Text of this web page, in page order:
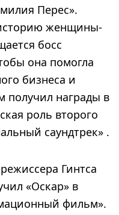
Перес».
женщины-
босс
она помогла
бизнеса и
получил награды в
роль второго
саундтрек» .
Гинтса
«Оскар» в
фильм».